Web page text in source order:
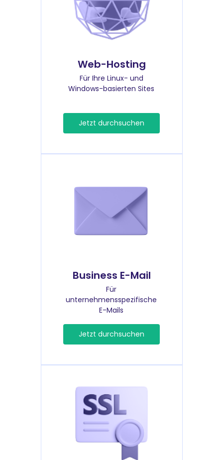
Web-Hosting
Für Ihre Linux- und
Windows-basierten Sites
Jetzt durchsuchen
Business E-Mail
Für
unternehmensspezifische
E-Mails
Jetzt durchsuchen